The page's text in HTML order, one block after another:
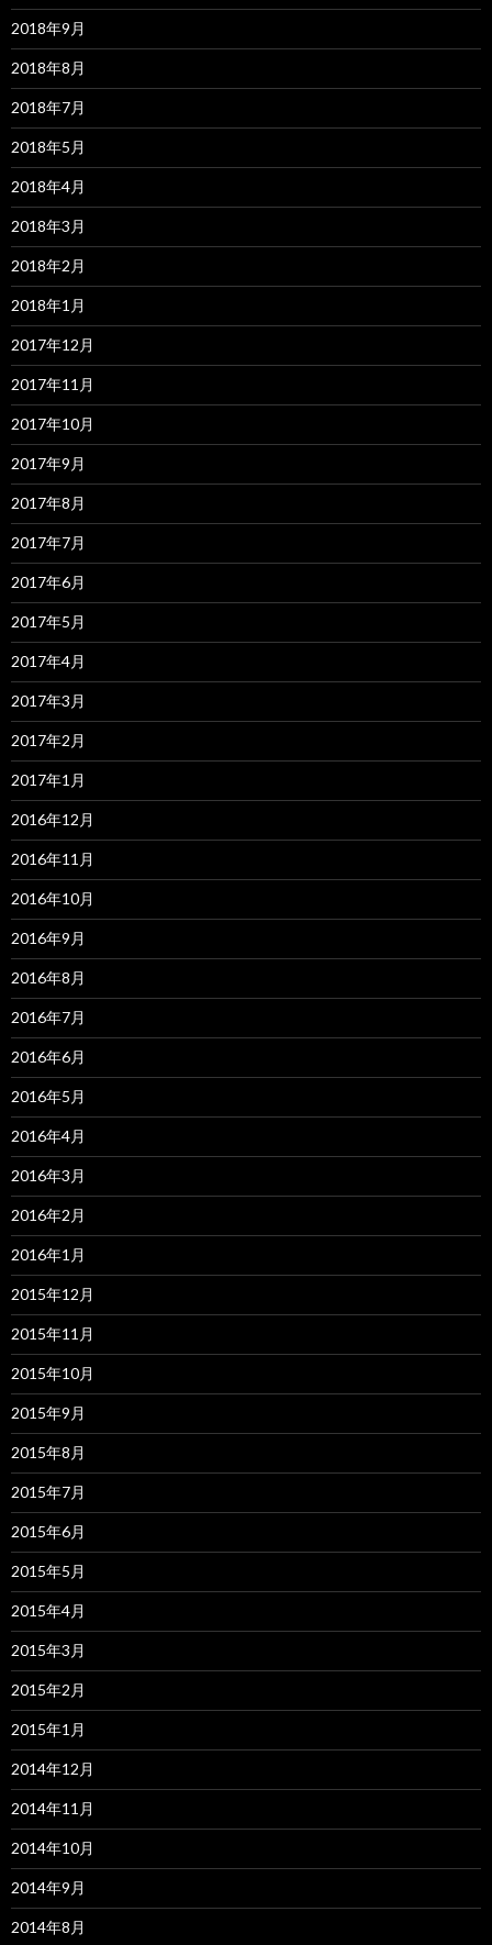
2018年9月
2018年8月
2018年7月
2018年5月
2018年4月
2018年3月
2018年2月
2018年1月
2017年12月
2017年11月
2017年10月
2017年9月
2017年8月
2017年7月
2017年6月
2017年5月
2017年4月
2017年3月
2017年2月
2017年1月
2016年12月
2016年11月
2016年10月
2016年9月
2016年8月
2016年7月
2016年6月
2016年5月
2016年4月
2016年3月
2016年2月
2016年1月
2015年12月
2015年11月
2015年10月
2015年9月
2015年8月
2015年7月
2015年6月
2015年5月
2015年4月
2015年3月
2015年2月
2015年1月
2014年12月
2014年11月
2014年10月
2014年9月
2014年8月